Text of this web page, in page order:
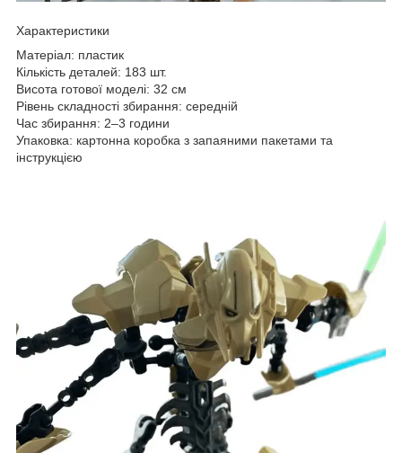
Характеристики
Матеріал: пластик
Кількість деталей: 183 шт.
Висота готової моделі: 32 см
Рівень складності збирання: середній
Час збирання: 2–3 години
Упаковка: картонна коробка з запаяними пакетами та
інструкцією